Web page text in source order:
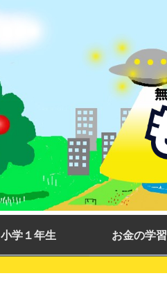
小学１年生 お金の学